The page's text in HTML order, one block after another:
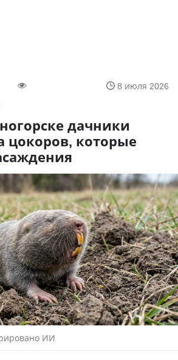
8 июля 2026
дачники
цокоров, которые
ИИ